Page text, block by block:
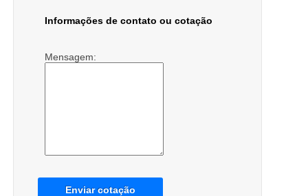
Informações de contato ou cotação
Mensagem:
Enviar cotação